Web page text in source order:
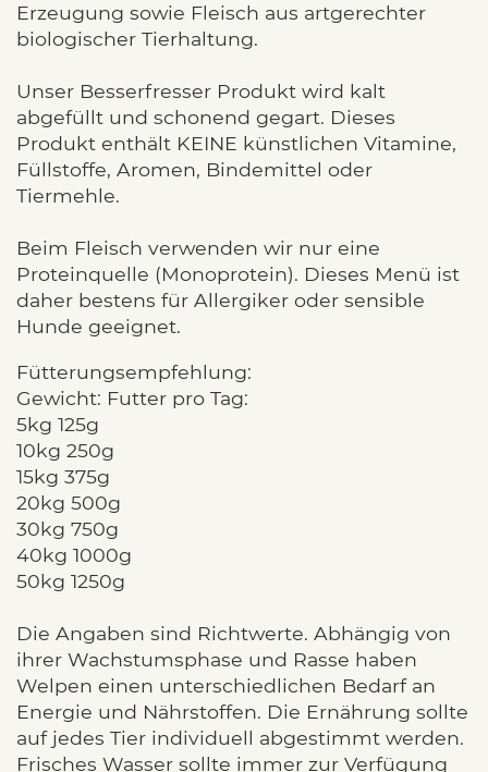
Erzeugung sowie Fleisch aus artgerechter
biologischer Tierhaltung.
Unser Besserfresser Produkt wird kalt
abgefüllt und schonend gegart. Dieses
Produkt enthält KEINE künstlichen Vitamine,
Füllstoffe, Aromen, Bindemittel oder
Tiermehle.
Beim Fleisch verwenden wir nur eine
Proteinquelle (Monoprotein). Dieses Menü ist
daher bestens für Allergiker oder sensible
Hunde geeignet.
Fütterungsempfehlung:
Gewicht: Futter pro Tag:
5kg 125g
10kg 250g
15kg 375g
20kg 500g
30kg 750g
40kg 1000g
50kg 1250g
Die Angaben sind Richtwerte. Abhängig von
ihrer Wachstumsphase und Rasse haben
Welpen einen unterschiedlichen Bedarf an
Energie und Nährstoffen. Die Ernährung sollte
auf jedes Tier individuell abgestimmt werden.
Frisches Wasser sollte immer zur Verfügung